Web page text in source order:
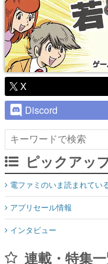
X
Discord
ピックアッ
電ファミのいま読まれてい
アプリセール情報
インタビュー
連載・特集